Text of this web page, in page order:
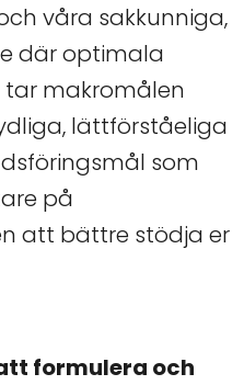
våra sakkunniga,
där optimala
makromålen
lättförståeliga
som
på
att bättre stödja er
formulera och